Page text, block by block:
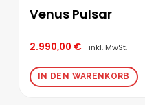
Venus Pulsar
2.990,00 € inkl. MwSt.
IN DEN WARENKORB